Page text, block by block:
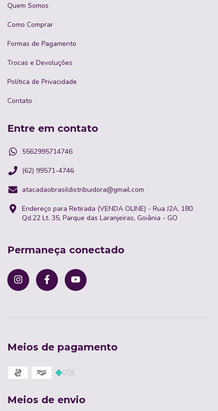
Quem Somos
Como Comprar
Formas de Pagamento
Trocas e Devoluções
Política de Privacidade
Contato
Entre em contato
5562995714746
(62) 99571-4746
atacadaobrasildistribuidora@gmail.com
Endereço para Retirada (VENDA OLINE) - Rua J2A, 180
Qd.22 Lt. 35, Parque das Laranjeiras, Goiânia - GO
Permaneça conectado
Meios de pagamento
Meios de envio